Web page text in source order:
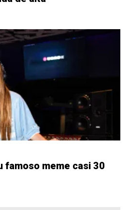
famoso meme casi 30